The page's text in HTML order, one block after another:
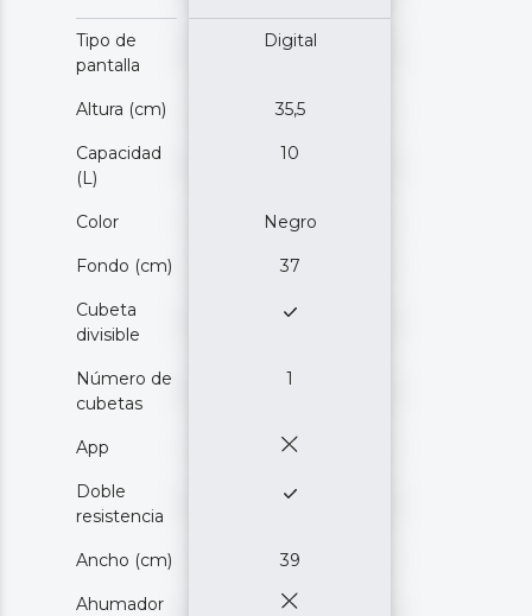
Tipo de
pantalla
Digital
Altura (cm) 35,5
Capacidad
(L)
10
Color Negro
Fondo (cm) 37
Cubeta
divisible
Número de
cubetas
1
App
Doble
resistencia
Ancho (cm) 39
Ahumador